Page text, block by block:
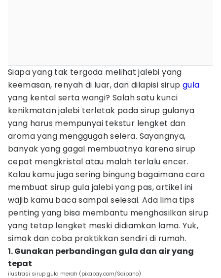
Siapa yang tak tergoda melihat jalebi yang
keemasan, renyah di luar, dan dilapisi sirup gula
yang kental serta wangi? Salah satu kunci
kenikmatan jalebi terletak pada sirup gulanya
yang harus mempunyai tekstur lengket dan
aroma yang menggugah selera. Sayangnya,
banyak yang gagal membuatnya karena sirup
cepat mengkristal atau malah terlalu encer.
Kalau kamu juga sering bingung bagaimana cara
membuat sirup gula jalebi yang pas, artikel ini
wajib kamu baca sampai selesai. Ada lima tips
penting yang bisa membantu menghasilkan sirup
yang tetap lengket meski didiamkan lama. Yuk,
simak dan coba praktikkan sendiri di rumah.
1. Gunakan perbandingan gula dan air yang
tepat
ilustrasi sirup gula merah (pixabay.com/Saipano)